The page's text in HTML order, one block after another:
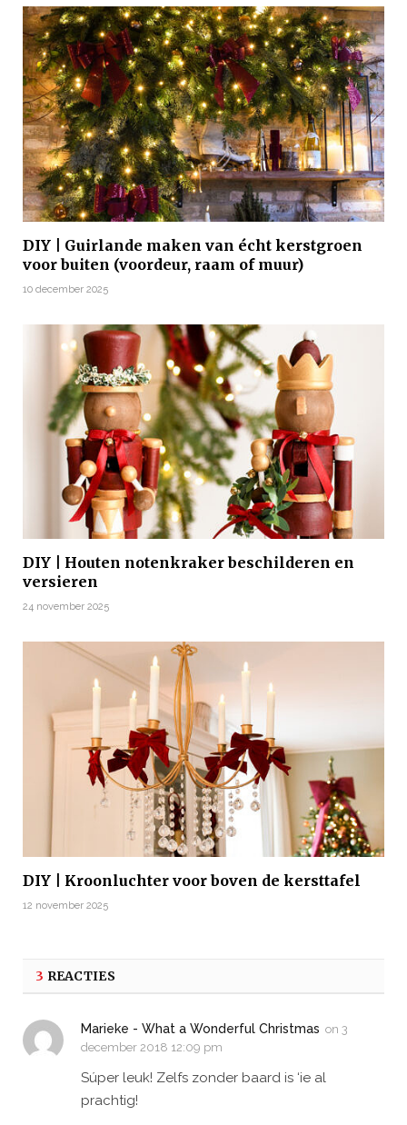
DIY | Guirlande maken van écht kerstgroen
voor buiten (voordeur, raam of muur)
10 december 2025
DIY | Houten notenkraker beschilderen en
versieren
24 november 2025
DIY | Kroonluchter voor boven de kersttafel
12 november 2025
3 REACTIES
Marieke - What a Wonderful Christmas on 3
december 2018 12:09 pm
Súper leuk! Zelfs zonder baard is ‘ie al
prachtig!